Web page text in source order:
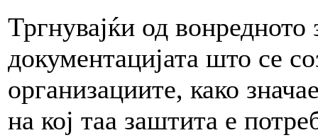
Тргнувајќи од
документацијата што се
организациите, како
на кој таа заштита е